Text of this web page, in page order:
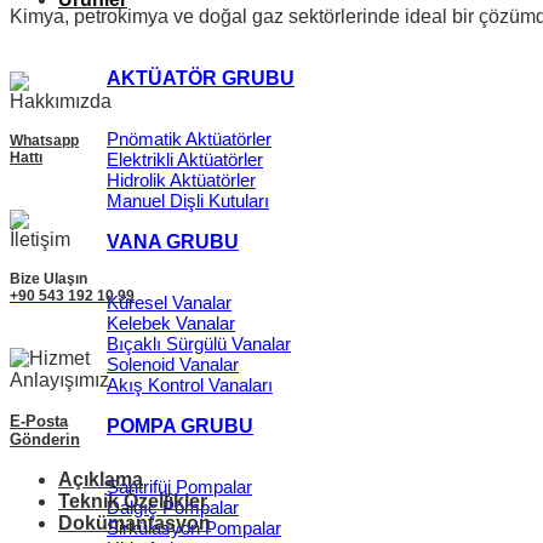
AKTÜATÖR GRUBU
Pnömatik Aktüatörler
Elektrikli Aktüatörler
Hidrolik Aktüatörler
Manuel Dişli Kutuları
VANA GRUBU
Küresel Vanalar
Kelebek Vanalar
Bıçaklı Sürgülü Vanalar
Solenoid Vanalar
Akış Kontrol Vanaları
POMPA GRUBU
Santrifüj Pompalar
Dalgıç Pompalar
Sirkülasyon Pompalar
Kimya, petrokimya ve doğal gaz sektörlerinde ideal bir
Whatsapp
Hattı
Bize Ulaşın
+90 543 192 10 99
E-Posta
Gönderin
Açıklama
Teknik Özellikler
Dokümantasyon